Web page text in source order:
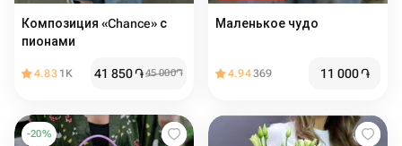
Композиция «Chance» с
пионами
4.83 1K 41 850֏45 000֏
Маленькое чудо
4.94369 11 000֏
-20%